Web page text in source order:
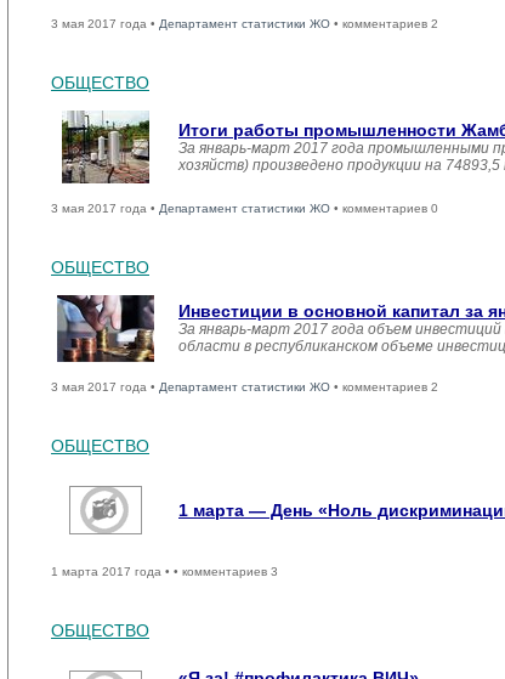
3 мая 2017 года • Департамент статистики ЖО • комментариев 2
ОБЩЕСТВО
Итоги работы промышленности
За январь-март 2017 года промышленными
хозяйств) произведено продукции на
3 мая 2017 года • Департамент статистики ЖО • комментариев 0
ОБЩЕСТВО
Инвестиции в основной капитал за
За январь-март 2017 года объем
области в республиканском объеме
3 мая 2017 года • Департамент статистики ЖО • комментариев 2
ОБЩЕСТВО
1 марта — День «Ноль
1 марта 2017 года • • комментариев 3
ОБЩЕСТВО